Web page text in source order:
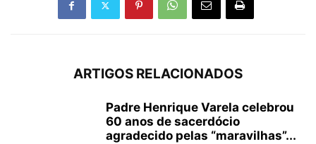
ARTIGOS RELACIONADOS
Padre Henrique Varela celebrou
60 anos de sacerdócio
agradecido pelas “maravilhas”...